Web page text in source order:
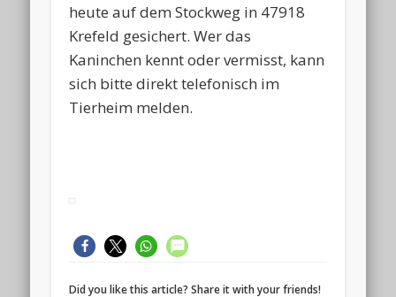
heute auf dem Stockweg in 47918
Krefeld gesichert. Wer das
Kaninchen kennt oder vermisst, kann
sich bitte direkt telefonisch im
Tierheim melden.
Did you like this article? Share it with your friends!